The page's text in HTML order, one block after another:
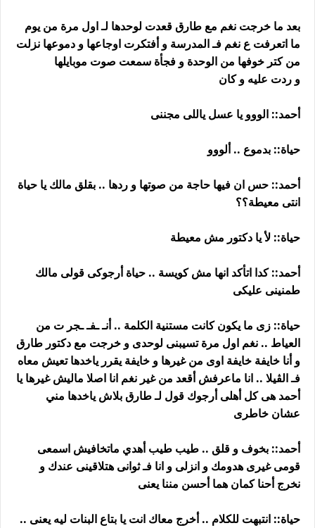
بعد ما خرجت نغم مع طارق قعدت لوحدها لـ اول مرة من يوم
ما اتعرفت ع نغم فـ المدرسة و أفتكرت اوجاعها و دموعها نزلت
من كتر خوفها من الوحدة و فجأة سمعت صوت موبايلها
و ردت عليه و كان
أحمد:: الووو يا عسل ياللى مجننى
حياة:: بدموع .. ألووو
أحمد:: حس ان فيها حاجة من صوتها و ردها .. بقلق مالك يا حياة
انتى معيطة؟؟
حياة:: لأ يا دكتور مش معيطة
أحمد:: كدا اتأكد انها مش كويسة .. حياة أرجوكى قولى مالك
طمنينى عليكى
حياة:: زى ما يكون كانت مستنية الكلمة .. أنـ ـفـ ـجر ت من
العياط .. نغم اول مرة تسيبنى لوحدى و خرجت مع دكتور طارق
و أنا خايفة خايفة اوى من غيرها و خايفة يقرر ياخدها تعيش معاه
فـ الڤيلا .. انا ماعرفش أقعد من غير نغم انا اصلا ماليش غيرها يا
أحمد هى كل أهلى أرجوك قول لـ طارق بلاش ياخدها مني
عشان خاطرى
أحمد:: بخوف و قلق .. طيب طيب أهدي ماتخافيش اسمعى
قومى غيرى هدومك و انزلى و انا فـ ثوانى هتلاقينى عندك و
نخرج أحنا كمان هما أحسن مننا يعنى
حياة:: انتبهت للكلام .. أخرج معاك انت يا بتاع البنات ليه يعنى ..